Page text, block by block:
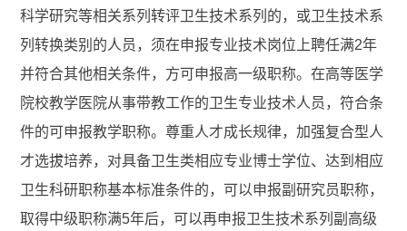
科学研究等相关系列转评卫生技术系列的，或卫生技术系
列转换类别的人员，须在申报专业技术岗位上聘任满2年
并符合其他相关条件，方可申报高一级职称。在高等医学
院校教学医院从事带教工作的卫生专业技术人员，符合条
件的可申报教学职称。尊重人才成长规律，加强复合型人
才选拔培养，对具备卫生类相应专业博士学位、达到相应
卫生科研职称基本标准条件的，可以申报副研究员职称，
取得中级职称满5年后，可以再申报卫生技术系列副高级